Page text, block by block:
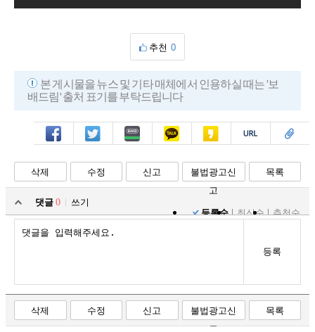
추천 0
본 게시물을 뉴스 및 기타 매체에서 인용하실 때는 '보
배드림' 출처 표기를 부탁드립니다
페북 트윗 밴드 카톡 카스 복사 스크랩
삭제 수정 신고
불법광고신
고
목록
댓글 0
쓰기
등록순
최신순 추천순
등록
삭제 수정 신고
불법광고신
고
목록